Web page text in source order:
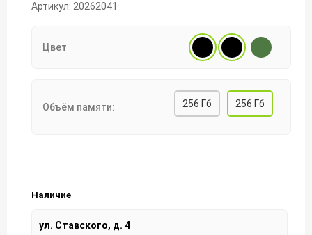
Артикул: 20262041
Цвет
Объём памяти: 256 Гб 256 Гб
Наличие
ул. Ставского, д. 4